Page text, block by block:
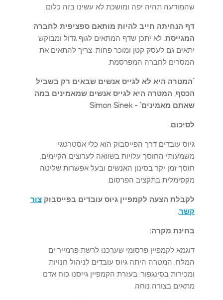
שהמודעה תהיה יפה ומושכת לא עשינו בזה כלום.
דף הנחיתה חייב להיות מותאם ספציפית לחברה
המגייסת. לא יתכן שדף המתאים לגוף גדול ומבוקש
יתאים גם לעסק קטן ומוכר פחות. צריך להתאים את
המסרים לחברה המפרסמת.
"המטרה היא לא לגייס אנשים שבאים רק בשביל
הכסף, המטרה היא לגייס אנשים שמאמינים במה
שאתם מאמינים" - Simon Sinek
לסיכום:
גיוס עובדים דרך הפייסבוק הוא כלי אסטרטגי
משמעותי החוסך עלויות בשוואה לערוצים הקיימים,
חוסך זמן יקר בסינון האנשים ובעל אפשרות שליטה
מקסימלית בתקציב הפרסום.
לקבלת הצעה לקמפיין גיוס עובדים בפייסבוק צור
קשר.
בחינת מקרה:
דוגמא לקמפיין פרסומי שערכנו לרשת פרמייר ים
המלח, המטרה היתה גיוס עובדים לניהול חנויות
ומכירות בסינגפור. בעזרת הקמפיין גייסנו כוח אדם
מתאים בצורה נוחה.